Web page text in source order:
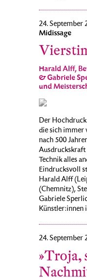
24.
Midissage
Harald Alff,
& Gabriele
und
Der
die sich immer
nach 500
Ausdruckskraft
Technik alles
Eindrucksvoll
Harald Alff
(Chemnitz),
Gabriele
Künstler:innen
24. September
»Troja,